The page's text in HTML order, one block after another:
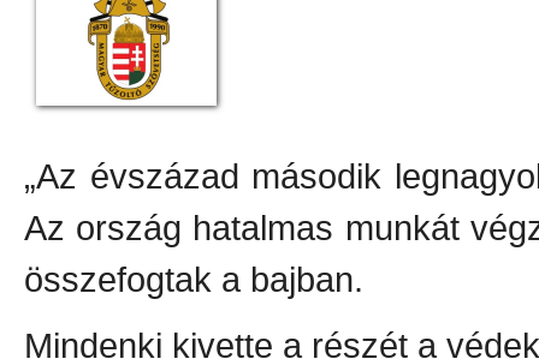
„Az évszázad második
Az ország hatalmas munkát
összefogtak a bajban.
Mindenki kivette a részét a